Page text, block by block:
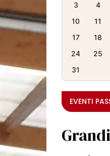
3
4
10
11
17
18
24
25
31
EVENTI